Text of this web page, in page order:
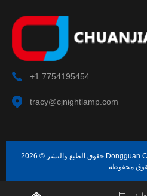
+1 7754195454
tracy@cjnightlamp.com
حقوق الطبع والنشر © 2026 Dongguan Chuanjia Industrial Co., Ltd جميع